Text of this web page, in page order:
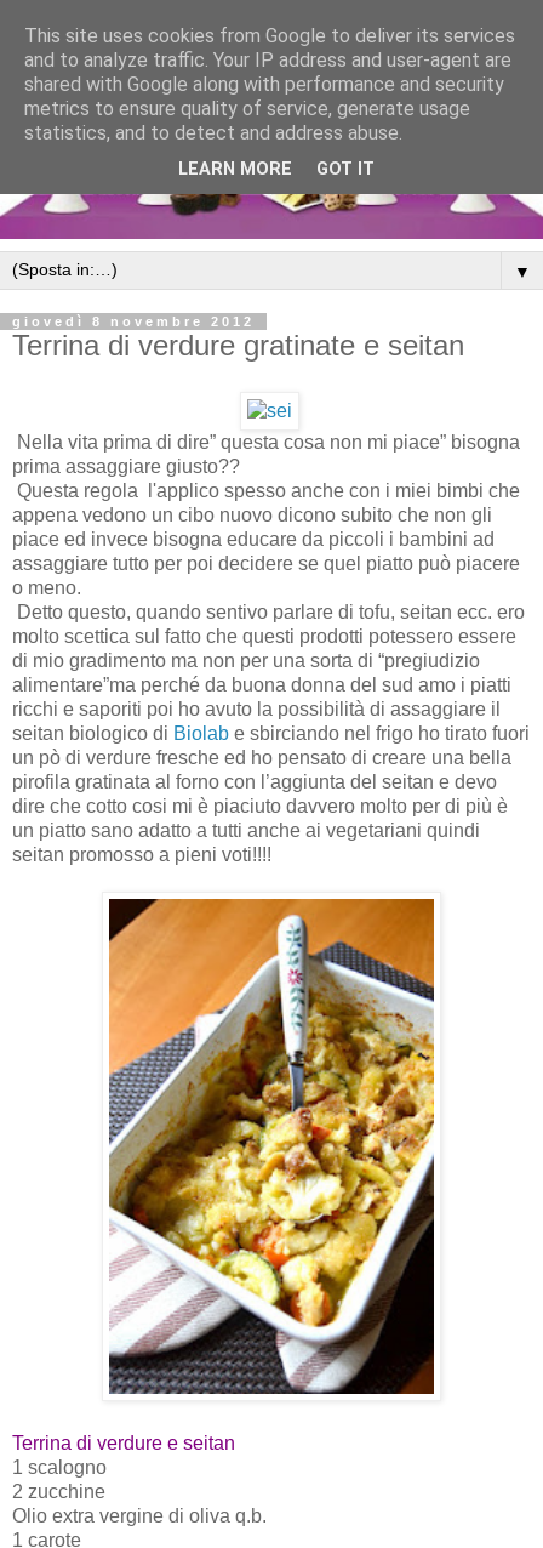
▼
giovedì 8 novembre 2012
Terrina di verdure gratinate e seitan
Nella vita prima di dire” questa cosa non mi piace” bisogna
prima assaggiare giusto??
Questa regola l'applico spesso anche con i miei bimbi che
appena vedono un cibo nuovo dicono subito che non gli
piace ed invece bisogna educare da piccoli i bambini ad
assaggiare tutto per poi decidere se quel piatto può piacere
o meno.
Detto questo, quando sentivo parlare di tofu, seitan ecc. ero
molto scettica sul fatto che questi prodotti potessero essere
di mio gradimento ma non per una sorta di “pregiudizio
alimentare”ma perché da buona donna del sud amo i piatti
ricchi e saporiti poi ho avuto la possibilità di assaggiare il
seitan biologico di Biolab e sbirciando nel frigo ho tirato fuori
un pò di verdure fresche ed ho pensato di creare una bella
pirofila gratinata al forno con l’aggiunta del seitan e devo
dire che cotto cosi mi è piaciuto davvero molto per di più è
un piatto sano adatto a tutti anche ai vegetariani quindi
seitan promosso a pieni voti!!!!
Terrina di verdure e seitan
1 scalogno
2 zucchine
Olio extra vergine di oliva q.b.
1 carote
This site uses cookies from Google to deliver its services
and to analyze traffic. Your IP address and user-agent are
shared with Google along with performance and security
metrics to ensure quality of service, generate usage
statistics, and to detect and address abuse.
LEARN MORE GOT IT